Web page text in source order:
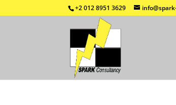
+2 012 8951 3629